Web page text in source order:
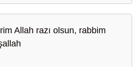
Allah razı olsun, rabbim